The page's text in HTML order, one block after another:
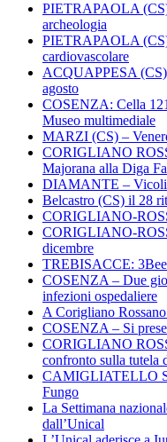
PIETRAPAOLA
archeologia
PIETRAPAOLA
cardiovascolare
ACQUAPPESA
agosto
COSENZA: Cella
Museo multimediale
MARZI (CS) –
CORIGLIANO
Majorana alla Diga
DIAMANTE – Vicoli
Belcastro (CS) il 28
CORIGLIANO-
CORIGLIANO-
dicembre
TREBISACCE:
COSENZA – Due
infezioni ospedaliere
A Corigliano
COSENZA – Si
CORIGLIANO
confronto sulla tutela
CAMIGLIATELLO
Fungo
La Settimana
dall’Unical